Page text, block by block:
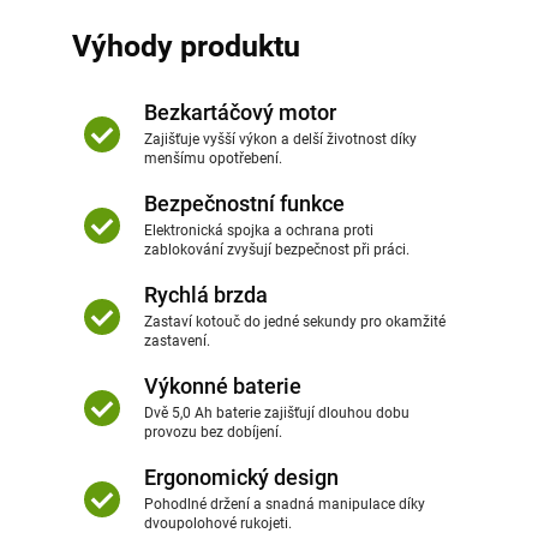
Výhody produktu
Bezkartáčový motor
Zajišťuje vyšší výkon a delší životnost díky
menšímu opotřebení.
Bezpečnostní funkce
Elektronická spojka a ochrana proti
zablokování zvyšují bezpečnost při práci.
Rychlá brzda
Zastaví kotouč do jedné sekundy pro okamžité
zastavení.
Výkonné baterie
Dvě 5,0 Ah baterie zajišťují dlouhou dobu
provozu bez dobíjení.
Ergonomický design
Pohodlné držení a snadná manipulace díky
dvoupolohové rukojeti.